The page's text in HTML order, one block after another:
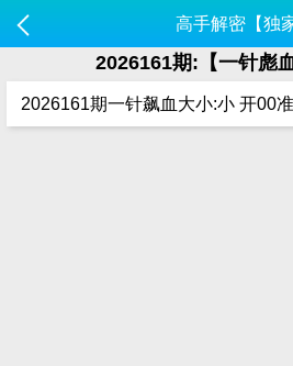
高手解密【独
2026161期:【一针彪
2026161期一针飙血大小:小 开00准